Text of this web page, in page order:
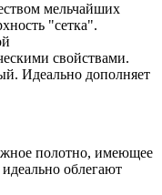
мельчайших
"сетка".
свойствами.
Идеально дополняет
полотно, имеющее
облегают